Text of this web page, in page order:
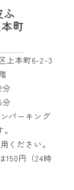
上本町6-2-3
分
分
パーキング
ください。
150円（24時